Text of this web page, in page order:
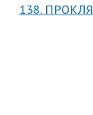
138.